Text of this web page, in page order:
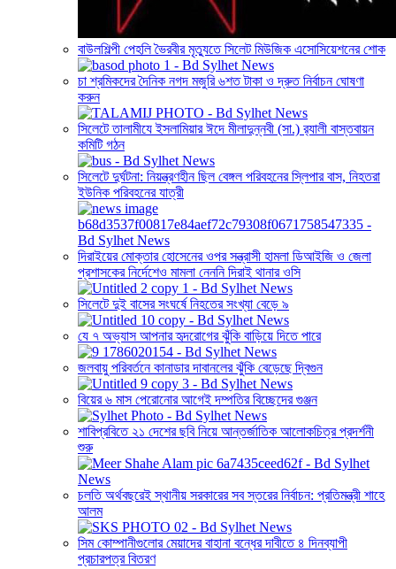
বাউলশিল্পী পেহলি ভৈরবীর মৃত্যুতে সিলেট মিউজিক এসোসিয়েশনের শোক
চা শ্রমিকদের দৈনিক নগদ মজুরি ৬শত টাকা ও দ্রুত নির্বাচন ঘোষণা
করুন
সিলেটে তালামীযে ইসলামিয়ার ঈদে মীলাদুন্নবী (সা.) র‌্যালী বাস্তবায়ন
কমিটি গঠন
সিলেটে দুর্ঘটনা: নিয়ন্ত্রণহীন ছিল বেঙ্গল পরিবহনের স্লিপার বাস, নিহতরা
ইউনিক পরিবহনের যাত্রী
দিরাইয়ের মোক্তার হোসেনের ওপর সন্ত্রাসী হামলা ডিআইজি ও জেলা
প্রশাসকের নির্দেশেও মামলা নেননি দিরাই থানার ওসি
সিলেটে দুই বাসের সংঘর্ষে নিহতের সংখ্যা বেড়ে ৯
যে ৭ অভ্যাস আপনার হৃদরোগের ঝুঁকি বাড়িয়ে দিতে পারে
জলবায়ু পরিবর্তনে কানাডার দাবানলের ঝুঁকি বেড়েছে দ্বিগুন
বিয়ের ৬ মাস পেরোনোর আগেই দম্পতির বিচ্ছেদের গুঞ্জন
শাবিপ্রবিতে ২১ দেশের ছবি নিয়ে আন্তর্জাতিক আলোকচিত্র প্রদর্শনী
শুরু
চলতি অর্থবছরেই স্থানীয় সরকারের সব স্তরের নির্বাচন: প্রতিমন্ত্রী শাহে
আলম
সিম কোম্পানীগুলোর মেয়াদের বাহানা বন্ধের দাবীতে ৪ দিনব্যাপী
প্রচারপত্র বিতরণ